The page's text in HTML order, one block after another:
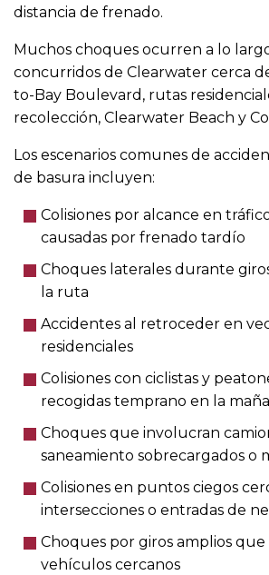
distancia de frenado.
Muchos choques ocurren a lo
concurridos de Clearwater cerca
to-Bay Boulevard, rutas
recolección, Clearwater Beach y
Los escenarios comunes de
de basura incluyen:
Colisiones por alcance en
causadas por frenado tardío
Choques laterales durante
la ruta
Accidentes al retroceder en
residenciales
Colisiones con ciclistas y
recogidas temprano en la
Choques que involucran
saneamiento sobrecargados o
Colisiones en puntos ciegos
intersecciones o entradas de
Choques por giros amplios
vehículos cercanos